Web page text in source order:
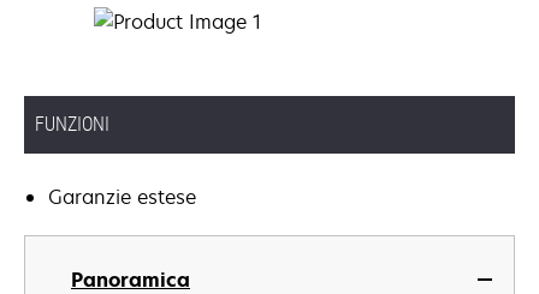
FUNZIONI
Garanzie estese
Panoramica